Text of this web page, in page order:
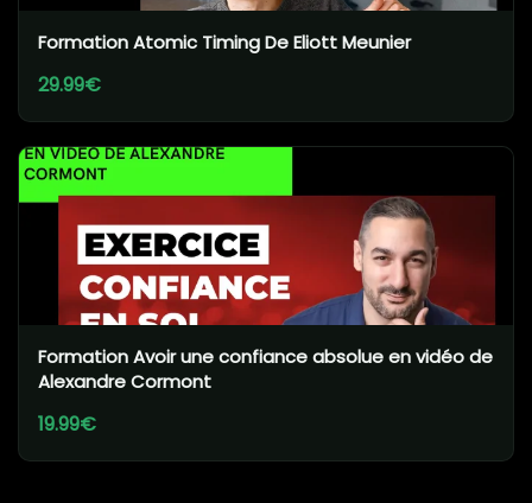
Formation Atomic Timing De Eliott Meunier
29.99€
Formation Avoir une confiance absolue en vidéo de
Alexandre Cormont
19.99€